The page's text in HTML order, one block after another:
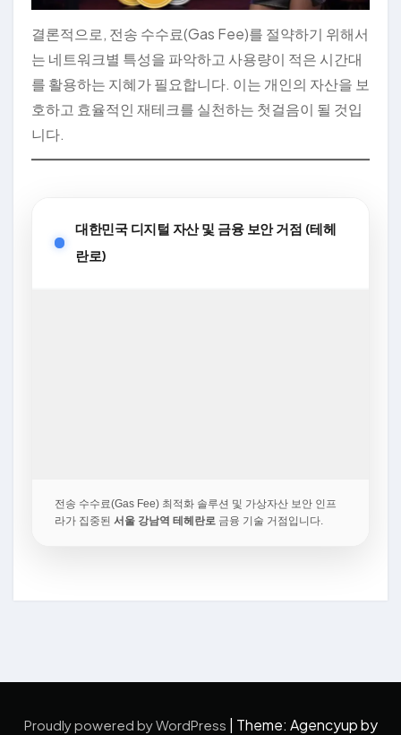
결론적으로, 전송 수수료(Gas Fee)를 절약하기 위해서
는 네트워크별 특성을 파악하고 사용량이 적은 시간대
를 활용하는 지혜가 필요합니다. 이는 개인의 자산을 보
호하고 효율적인 재테크를 실천하는 첫걸음이 될 것입
니다.
대한민국 디지털 자산 및 금융 보안 거점 (테헤
란로)
전송 수수료(Gas Fee) 최적화 솔루션 및 가상자산 보안 인프
라가 집중된 서울 강남역 테헤란로 금융 기술 거점입니다.
Proudly powered by WordPress Theme: Agencyup by